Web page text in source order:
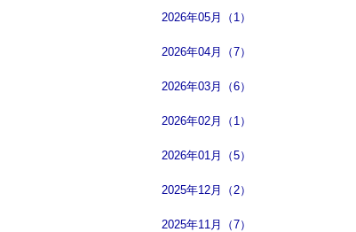
2026年05月（1）
2026年04月（7）
2026年03月（6）
2026年02月（1）
2026年01月（5）
2025年12月（2）
2025年11月（7）